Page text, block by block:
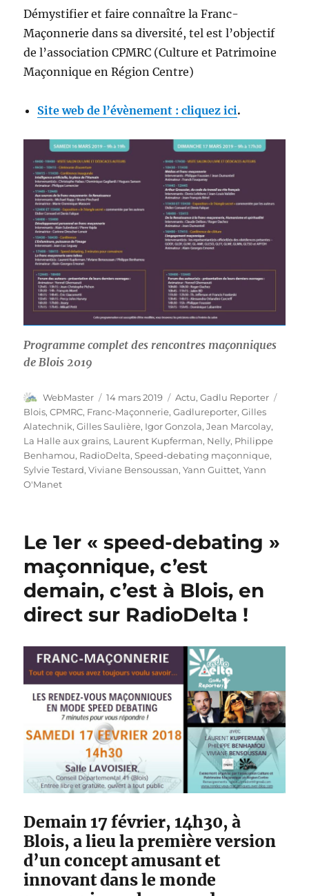
Démystifier et faire connaître la Franc-
Maçonnerie dans sa diversité, tel est l’objectif
de l’association CPMRC (Culture et Patrimoine
Maçonnique en Région Centre)
Site web de l’évènement : cliquez ici.
Programme complet des rencontres maçonniques
de Blois 2019
Auteur
WebMaster
Publié
le
14 mars 2019 Catégories
Actu,Gadlu Reporter
Blois,CPMRC, Franc-Maçonnerie,Gadlureporter,Gilles
Alatechnik,Gilles Saulière, Igor Gonzola,Jean Marcolay,
La Halle aux grains, Laurent Kupferman, Nelly, Philippe
Benhamou, RadioDelta,Speed-debating maçonnique,
Sylvie Testard,Viviane Bensoussan,Yann Guittet,Yann
O'Manet
Le 1er « speed-debating »
maçonnique, c’est
demain, c’est à Blois, en
direct sur RadioDelta !
Demain 17 février, 14h30, à
Blois, a lieu la première version
d’un concept amusant et
innovant dans le monde